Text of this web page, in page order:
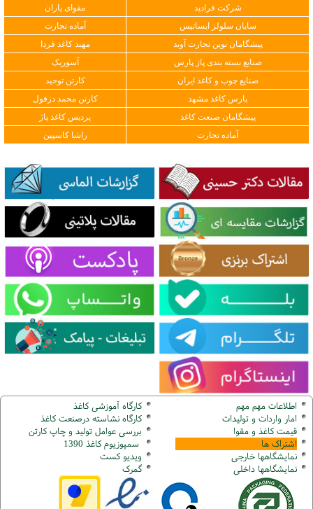
شرکت فرادید
مقوای یاران
سایان سلولز ایساتیس
آماده تجارت
پیشگامان نوین تجارت آوید
مهبد کاغذ فردا
صنایع بسته بندی پاژ پارس
آسوریک
صنایع چوب و کاغذ ایران
کارتن توحید
پارس کاغذ مشهد
کارتن محمد دزفول
پیشگامان صنعت کاغذ
پردیس کاغذ پاژ
آماده تجارت
راشا کاسپین
اطلاعات مهم مهم
امار واردات و تولیدات
قیمت کاغذ و مقوا
اشتراک ها
نمایشگاهها خارجی
نمایشگاهها داخلی
کارگاه آموزشی کاغذ
کارگاه نشاسته درصنعت کاغذ
بررسی عوامل تولید و چاپ کارتن
سمپوزیوم کاغذ 1390
ویدیو کست
گمرک